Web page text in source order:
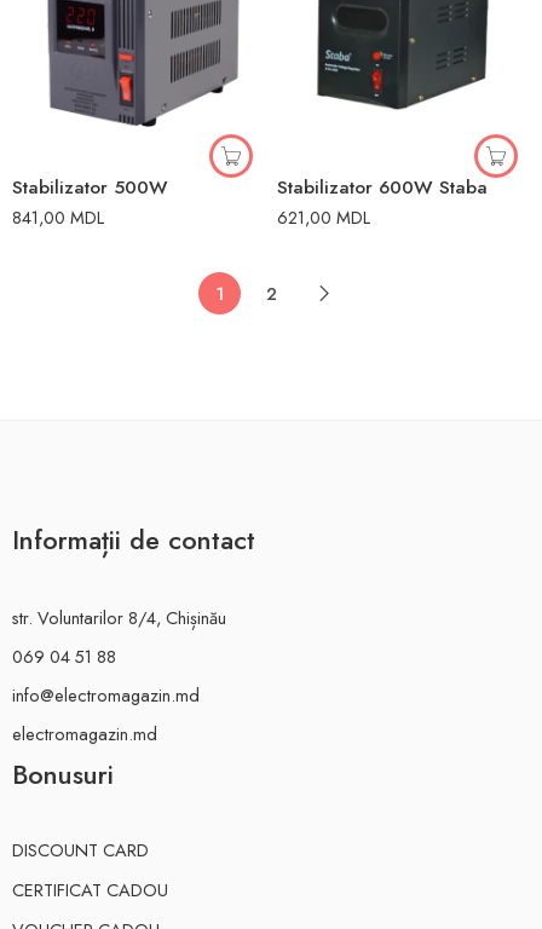
Stabilizator 500W
841,00 MDL
Stabilizator 600W Staba
621,00 MDL
1 2
Informații de contact
str. Voluntarilor 8/4, Chișinău
069 04 51 88
info@electromagazin.md
electromagazin.md
Bonusuri
DISCOUNT CARD
CERTIFICAT CADOU